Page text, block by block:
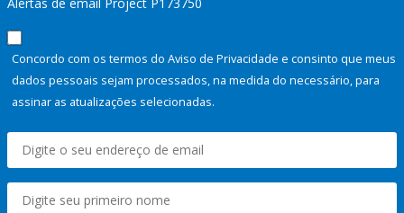
Alertas de email Project P173750
Concordo com os termos do Aviso de Privacidade e consinto que meus
dados pessoais sejam processados, na medida do necessário, para
assinar as atualizações selecionadas.